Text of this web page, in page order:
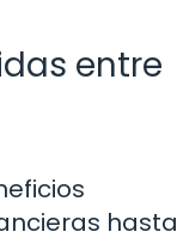
entre
hasta